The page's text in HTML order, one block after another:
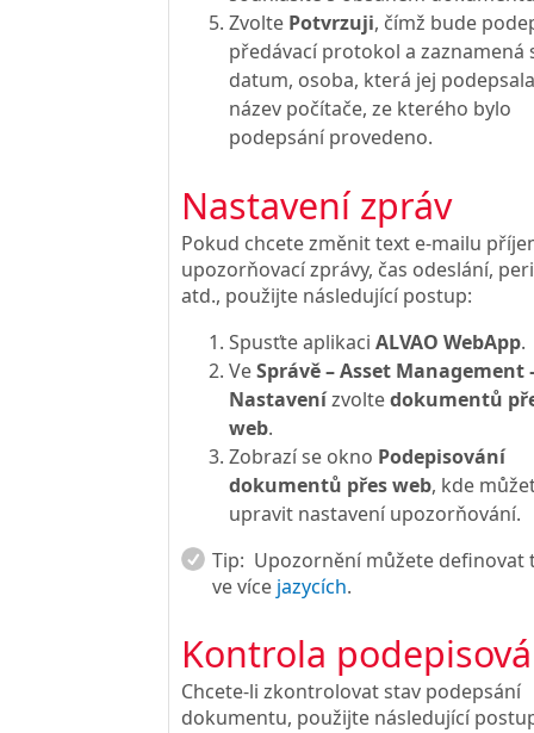
Zvolte Potvrzuji, čímž bude
předávací protokol a zaznamená
datum, osoba, která jej
název počítače, ze kterého bylo
podepsání provedeno.
Nastavení zpráv
Pokud chcete změnit text e-mailu
upozorňovací zprávy, čas odeslání,
atd., použijte následující postup:
Spusťte aplikaci ALVAO WebApp.
VeSprávě – Asset Management
Nastavenízvoltedokumentů
web.
Zobrazí se okno Podepisování
dokumentů přes web, kde
upravit nastavení upozorňování.
Tip: Upozornění můžete definovat
ve více jazycích.
Kontrola
Chcete-li zkontrolovat stav podepsání
dokumentu, použijte následující